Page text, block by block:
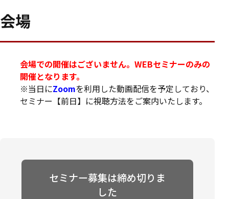
会場
会場での開催はございません。WEBセミナーのみの
開催となります。
※当日にZoomを利用した動画配信を予定しており、
セミナー【前日】に視聴方法をご案内いたします。
セミナー募集は締め切りま
した